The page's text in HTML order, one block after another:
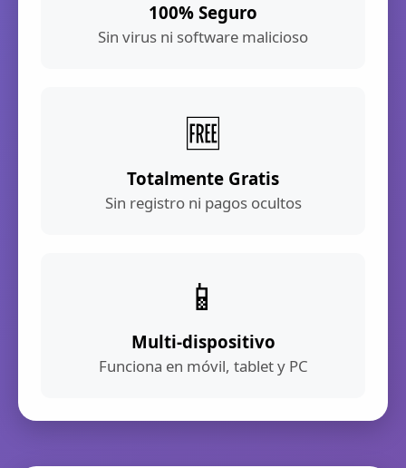
100% Seguro
Sin virus ni software malicioso
🆓
Totalmente Gratis
Sin registro ni pagos ocultos
📱
Multi-dispositivo
Funciona en móvil, tablet y PC